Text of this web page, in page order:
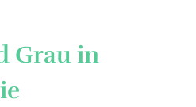
Grau in